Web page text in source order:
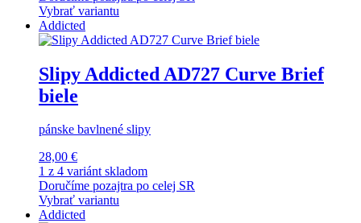
Vybrať variantu
Addicted
Slipy Addicted AD727 Curve Brief
biele
pánske bavlnené slipy
28,00 €
1 z 4 variánt skladom
Doručíme pozajtra po celej SR
Vybrať variantu
Addicted